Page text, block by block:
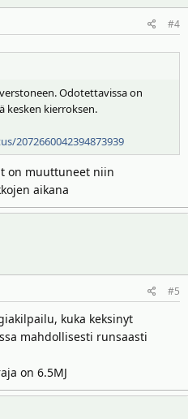
#4
Odotettavissa on
kesken kierroksen.
2072660042394873939
on muuttuneet niin
aikana
#5
kuka keksinyt
mahdollisesti runsaasti
on 6.5MJ